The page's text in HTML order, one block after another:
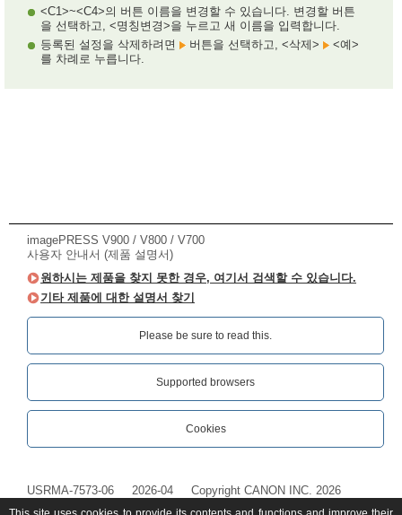
<C1>~<C4>의 버튼 이름을 변경할 수 있습니다. 변경할 버튼
을 선택하고, <명칭변경>을 누르고 새 이름을 입력합니다.
등록된 설정을 삭제하려면
버튼을 선택하고, <삭제>
<예>
를 차례로 누릅니다.
imagePRESS V900 / V800 / V700
사용자 안내서 (제품 설명서)
원하시는 제품을 찾지 못한 경우, 여기서 검색할 수 있습니다.
기타 제품에 대한 설명서 찾기
Please be sure to read this.‎
Supported browsers
Cookies
USRMA-7573-06 2026-04 Copyright CANON INC. 2026